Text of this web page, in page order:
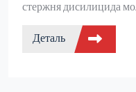
стержня дисилицида
температуры ±1℃,
выключение при
программируемых
Деталь